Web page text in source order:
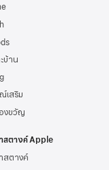
บ้าน
เสริม
งขวัญ
าสตางค์ Apple
สตางค์